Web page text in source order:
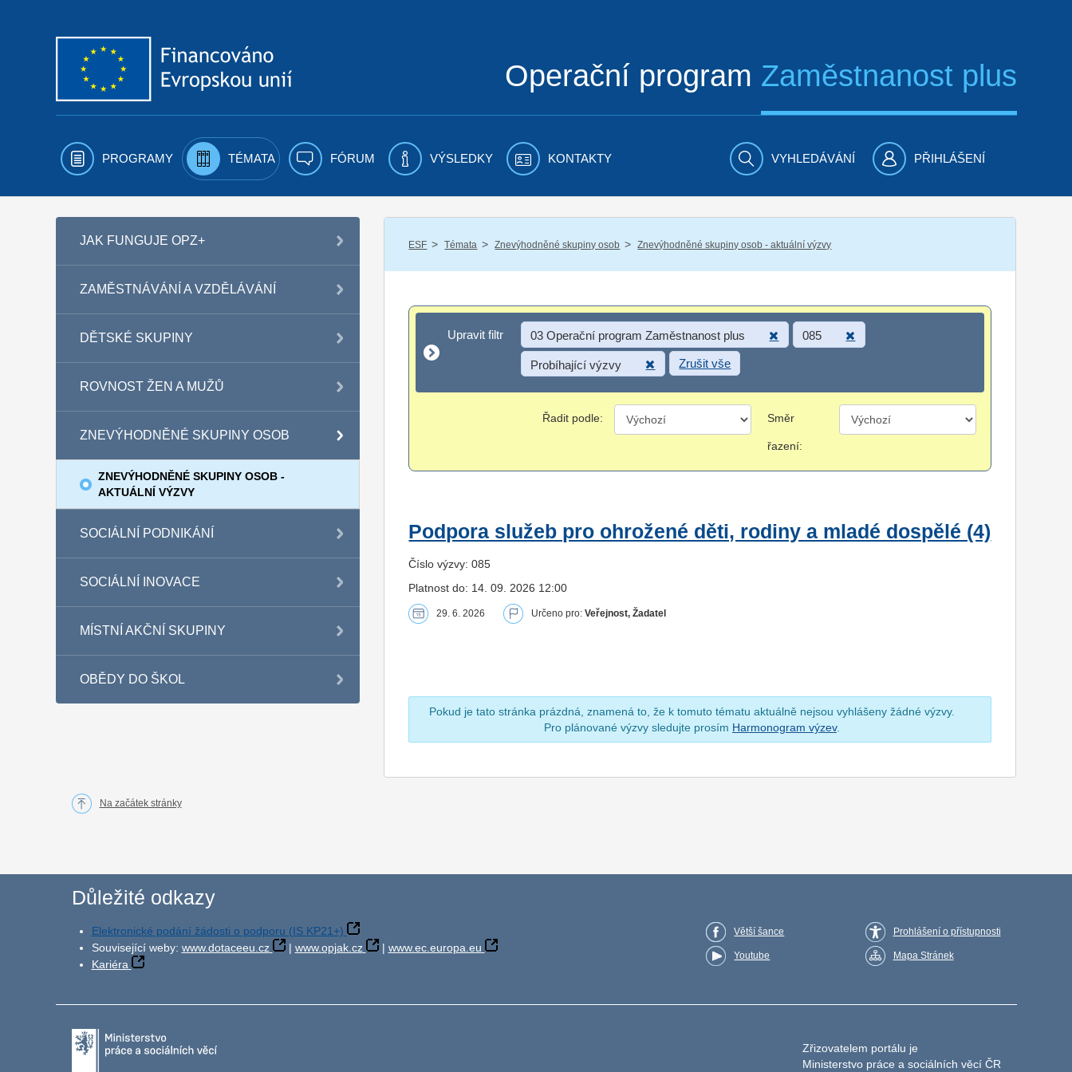
Operační program Zaměstnanost plus
PROGRAMY TÉMATA FÓRUM VÝSLEDKY KONTAKTY VYHLEDÁVÁNÍ PŘIHLÁŠENÍ
JAK FUNGUJE OPZ+
ZAMĚSTNÁVÁNÍ A VZDĚLÁVÁNÍ
DĚTSKÉ SKUPINY
ROVNOST ŽEN A MUŽŮ
ZNEVÝHODNĚNÉ SKUPINY OSOB
ZNEVÝHODNĚNÉ SKUPINY OSOB -
AKTUÁLNÍ VÝZVY
SOCIÁLNÍ PODNIKÁNÍ
SOCIÁLNÍ INOVACE
MÍSTNÍ AKČNÍ SKUPINY
OBĚDY DO ŠKOL
ESF / Témata / Znevýhodněné skupiny osob / Znevýhodněné skupiny osob - aktuální výzvy
Upravit filtr
Upravit filtr 03 Operační program Zaměstnanost plus 085
Probíhající výzvy Zrušit vše
Řadit podle: Směr
řazení:
Podpora služeb pro ohrožené děti, rodiny a mladé dospělé (4)
Číslo výzvy: 085
Platnost do: 14. 09. 2026 12:00
29. 6. 2026 Určeno pro:Veřejnost, Žadatel
Pokud je tato stránka prázdná, znamená to, že k tomuto tématu aktuálně nejsou vyhlášeny žádné výzvy.
Pro plánované výzvy sledujte prosím Harmonogram výzev.
Na začátek stránky
Důležité odkazy
Elektronické podání žádosti o podporu (IS KP21+)
Související weby: www.dotaceeu.cz | www.opjak.cz | www.ec.europa.eu
Kariéra
Větší šance
Youtube
Prohlášení o přístupnosti
Mapa Stránek
Zřizovatelem portálu je
Ministerstvo práce a sociálních věcí ČR